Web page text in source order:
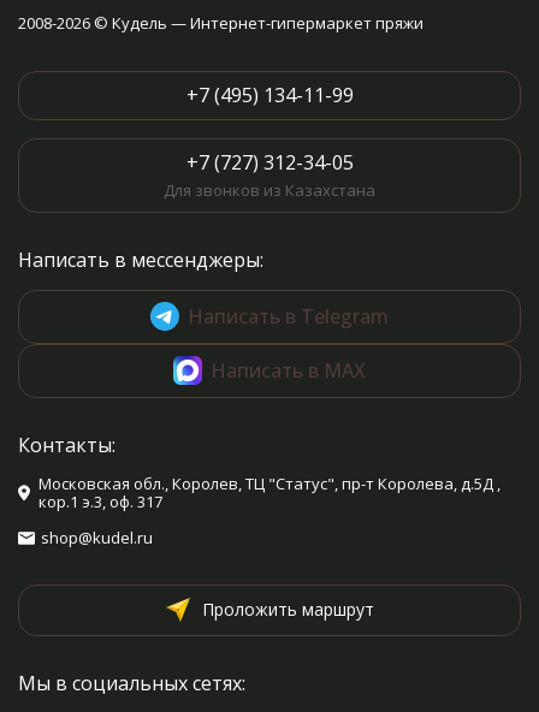
2008-2026 © Кудель — Интернет-гипермаркет пряжи
+7 (495) 134-11-99
+7 (727) 312-34-05
Для звонков из Казахстана
Написать в мессенджеры:
Написать в Telegram
Написать в MAX
Контакты:
Московская обл., Королев, ТЦ "Статус", пр-т Королева, д.5Д ,
кор.1 э.3, оф. 317
shop@kudel.ru
Проложить маршрут
Мы в социальных сетях: